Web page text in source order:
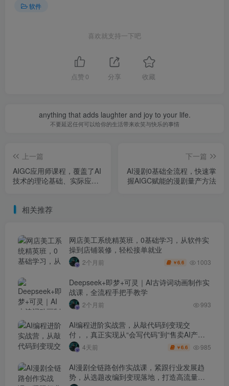
软件
喜欢就支持一下吧
点赞 0 分享 收藏
anything that adds laughter and joy to your life.
不要延迟任何可以给你的生活带来欢笑与快乐的事情
上一篇
AIGC应用师课程，覆盖了AI
技术的理论基础、实际应
下一篇
AI漫剧0基础全流程，快速掌
握AIGC赋能的漫剧量产方法
相关推荐
网店美工系统精英班，0基础学习，从软件实
操到店铺装修，轻松接单就业
2个月前 ￥6.6 1003
Deepseek+即梦+可灵｜AI古诗词动画制作实
战课，全流程手把手教学
2个月前 993
AI编程进阶实战营，从敲代码到变现交
付，，真正实现从“会写代码”到“售卖AI产品
盈利”的跨越
4天前 ￥6.6 985
AI漫剧全链路创作实战课，紧跟行业发展趋
势，从选题改编到变现落地，打造高流量优